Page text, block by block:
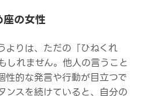
の女性
よりは、ただの「ひねくれ
しれません。他人の言うこと
性的な発言や行動が目立つで
ンスを続けていると、自分の